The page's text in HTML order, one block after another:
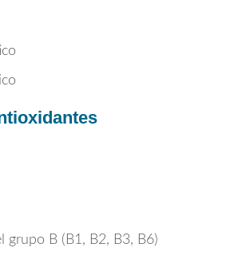
grupo B (B1, B2, B3, B6)